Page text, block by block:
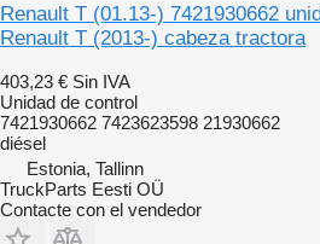
Renault T (01.13-) 7421930662
Renault T (2013-) cabeza tractora
403,23 € Sin IVA
Unidad de control
7421930662 7423623598 21930662
diésel
Estonia, Tallinn
TruckParts Eesti OÜ
Contacte con el vendedor